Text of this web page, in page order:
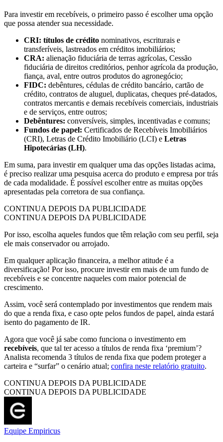
Para investir em recebíveis, o primeiro passo é escolher uma opção
que possa atender sua necessidade.
CRI: títulos de crédito nominativos, escriturais e
transferíveis, lastreados em créditos imobiliários;
CRA: alienação fiduciária de terras agrícolas, Cessão
fiduciária de direitos creditórios, penhor agrícola da produção,
fiança, aval, entre outros produtos do agronegócio;
FIDC: debêntures, cédulas de crédito bancário, cartão de
crédito, contratos de aluguel, duplicatas, cheques pré-datados,
contratos mercantis e demais recebíveis comerciais, industriais
e de serviços, entre outros;
Debêntures: conversíveis, simples, incentivadas e comuns;
Fundos de papel: Certificados de Recebíveis Imobiliários
(CRI), Letras de Crédito Imobiliário (LCI) e Letras
Hipotecárias (LH).
Em suma, para investir em qualquer uma das opções listadas acima,
é preciso realizar uma pesquisa acerca do produto e empresa por trás
de cada modalidade. É possível escolher entre as muitas opções
apresentadas pela corretora de sua confiança.
CONTINUA DEPOIS DA PUBLICIDADE
CONTINUA DEPOIS DA PUBLICIDADE
Por isso, escolha aqueles fundos que têm relação com seu perfil, seja
ele mais conservador ou arrojado.
Em qualquer aplicação financeira, a melhor atitude é a
diversificação! Por isso, procure investir em mais de um fundo de
recebíveis e se concentre naqueles com maior potencial de
crescimento.
Assim, você será contemplado por investimentos que rendem mais
do que a renda fixa, e caso opte pelos fundos de papel, ainda estará
isento do pagamento de IR.
Agora que você já sabe como funciona o investimento em
recebíveis, que tal ter acesso a títulos de renda fixa ‘premium’?
Analista recomenda 3 títulos de renda fixa que podem proteger a
carteira e “surfar” o cenário atual; confira neste relatório gratuito.
CONTINUA DEPOIS DA PUBLICIDADE
CONTINUA DEPOIS DA PUBLICIDADE
Equipe Empiricus